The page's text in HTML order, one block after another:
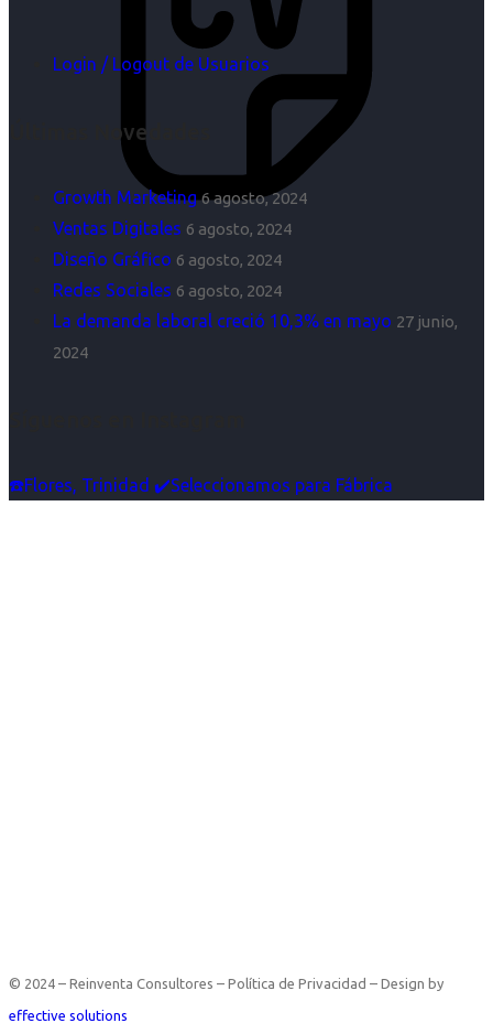
Login / Logout de Usuarios
Últimas Novedades
Growth Marketing 6 agosto, 2024
Ventas Digitales 6 agosto, 2024
Diseño Gráfico 6 agosto, 2024
Redes Sociales 6 agosto, 2024
La demanda laboral creció 10,3% en mayo 27 junio,
2024
☎️Flores, Trinidad ✔️Seleccionamos para Fábrica
© 2024 – Reinventa Consultores – Política de Privacidad – Design by
effective solutions